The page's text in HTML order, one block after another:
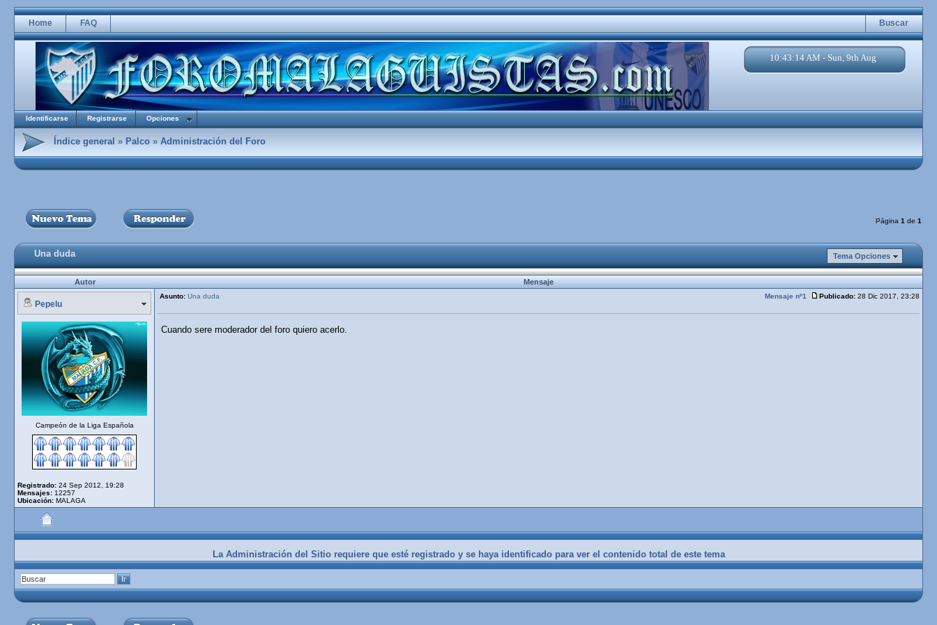
Home FAQ Buscar
10:43:14 AM - Sun, 9th Aug
Identificarse Registrarse Opciones
Índice general » Palco » Administración del Foro
Página 1 de 1
Una duda Tema Opciones
Autor Mensaje
Pepelu
Asunto: Una duda Mensaje nº1 Publicado: 28 Dic 2017, 23:28
Campeón de la Liga Española
Registrado: 24 Sep 2012, 19:28
Mensajes: 12257
Ubicación: MALAGA
Cuando sere moderador del foro quiero acerlo.
La Administración del Sitio requiere que esté registrado y se haya identificado para ver el contenido total de este tema